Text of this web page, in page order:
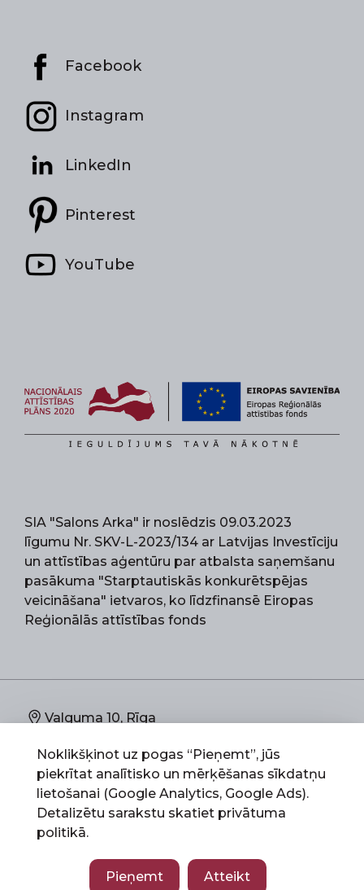
Noklikšķinot uz pogas “Pieņemt”, jūs
piekrītat analītisko un mērķēšanas sīkdatņu
lietošanai (Google Analytics, Google Ads).
Detalizētu sarakstu skatiet privātuma
politikā.
Pieņemt Atteikt
Facebook
Instagram
LinkedIn
Pinterest
YouTube
SIA "Salons Arka" ir noslēdzis 09.03.2023
līgumu Nr. SKV-L-2023/134 ar Latvijas Investīciju
un attīstības aģentūru par atbalsta saņemšanu
pasākuma "Starptautiskās konkurētspējas
veicināšana" ietvaros, ko līdzfinansē Eiropas
Reģionālās attīstības fonds
Valguma 10, Rīga
67892773
info@salonsarka.lv
Salons Arka 2026 © All Rights Reserved